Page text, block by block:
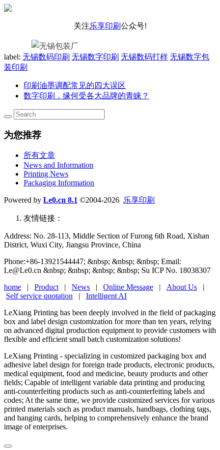
关注乐享印刷公众号!
label: 无锡数码印刷 无锡数字印刷 无锡数码打样 无锡数字包
装印刷
印刷油墨调配常见的四大误区
数字印刷，缘何受各大品牌的青睐？
为您推荐
所有文章
News and Information
Printing News
Packaging Information
Powered by Le0.cn 8.1 ©2004-2026 乐享印刷
友情链接：
Address: No. 28-113, Middle Section of Furong 6th Road, Xishan
District, Wuxi City, Jiangsu Province, China
Phone:+86-13921544447; &nbsp; &nbsp; &nbsp; Email:
Le@Le0.cn &nbsp; &nbsp; &nbsp; &nbsp; Su ICP No. 18038307
home
Product| News Online Message About Us
Self service quotation
Intelligent AI
LeXiang Printing has been deeply involved in the field of packaging
box and label design customization for more than ten years, relying
on advanced digital production equipment to provide customers with
flexible and efficient small batch customization solutions!
LeXiang Printing - specializing in customized packaging box and
adhesive label design for foreign trade products, electronic products,
medical equipment, food and medicine, beauty products and other
fields; Capable of intelligent variable data printing and producing
anti-counterfeiting products such as anti-counterfeiting labels and
codes; At the same time, we provide customized services for various
printed materials such as product manuals, handbags, clothing tags,
and hanging cards, helping to comprehensively enhance the brand
image of enterprises.